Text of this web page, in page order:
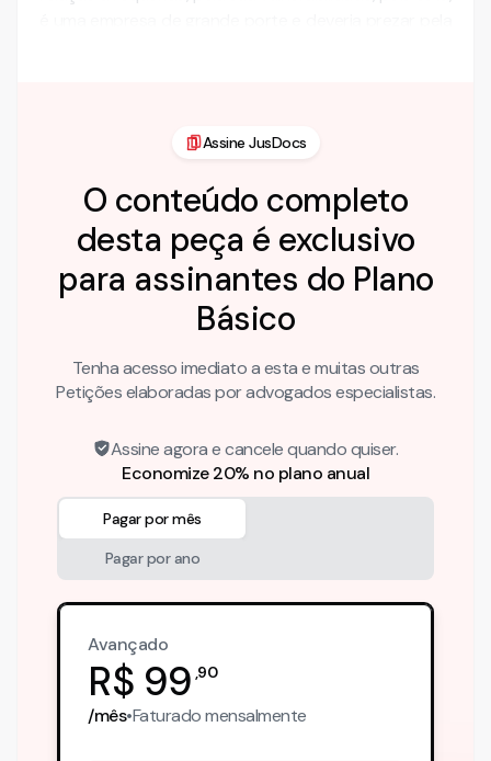
Assine JusDocs
O conteúdo completo
desta peça é exclusivo
para assinantes do Plano
Básico
Tenha acesso imediato a esta e muitas outras
Petições elaboradas por advogados especialistas.
Assine agora e cancele quando quiser.
Economize 20% no plano anual
Pagar por mês
Pagar por ano
Avançado
R$ 99 ,90
/mês•Faturadomensalmente